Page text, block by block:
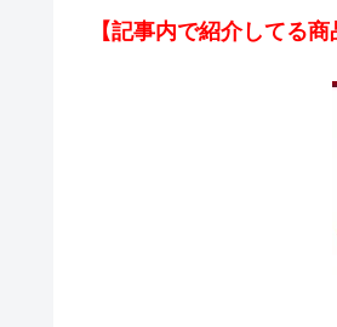
【記事内で紹介してる